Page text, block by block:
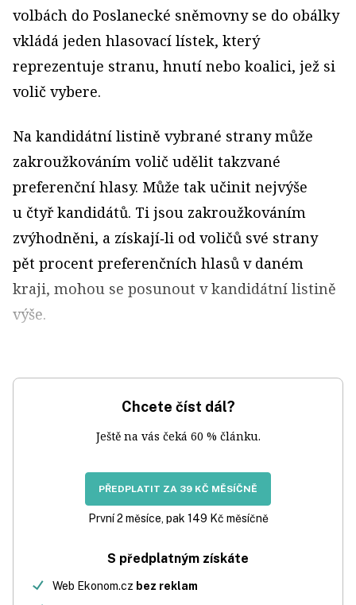
volbách do Poslanecké sněmovny se do obálky
vkládá jeden hlasovací lístek, který
reprezentuje stranu, hnutí nebo koalici, jež si
volič vybere.
Na kandidátní listině vybrané strany může
zakroužkováním volič udělit takzvané
preferenční hlasy. Může tak učinit nejvýše
u čtyř kandidátů. Ti jsou zakroužkováním
zvýhodněni, a získají‑li od voličů své strany
pět procent preferenčních hlasů v daném
kraji, mohou se posunout v kandidátní listině
výše.
Chcete číst dál?
Ještě na vás čeká 60 % článku.
PŘEDPLATIT ZA 39 KČ MĚSÍČNĚ
První 2 měsíce, pak 149 Kč měsíčně
S předplatným získáte
Web Ekonom.cz bez reklam